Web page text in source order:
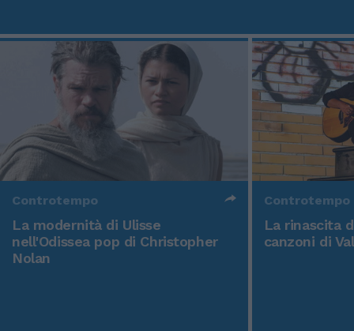
Controtempo
La modernità di Ulisse
nell'Odissea pop di Christopher
Nolan
Controtempo
La rinascita
canzoni di